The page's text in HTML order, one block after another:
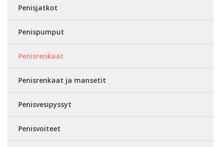
Penisjatkot
Penispumput
Penisrenkaat
Penisrenkaat ja mansetit
Penisvesipyssyt
Penisvoiteet